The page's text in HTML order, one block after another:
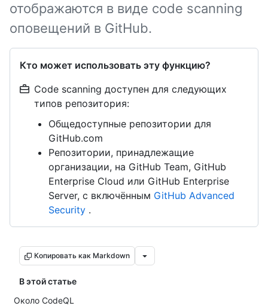
отображаются в виде code scanning
оповещений в GitHub.
Кто может использовать эту функцию?
Code scanning доступен для следующих
типов репозитория:
Общедоступные репозитории для
GitHub.com
Репозитории, принадлежащие
организации, на GitHub Team, GitHub
Enterprise Cloud или GitHub Enterprise
Server, с включённым GitHub Advanced
Security .
Копировать как Markdown
В этой статье
Около CodeQL